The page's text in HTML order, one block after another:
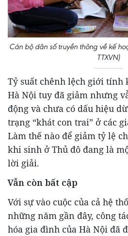
Cán bộ dân số truyền thông về kế
TTXVN)
Tỷ suất chênh lệch giới tính
Hà Nội tuy đã giảm nhưng
động và chưa có dấu hiệu
trạng “khát con trai” ở các
Làm thế nào để giảm tỷ lệ
khi sinh ở Thủ đô đang là
lời giải.
Vẫn còn bất cập
Với sự vào cuộc của cả hệ
những năm gần đây, công
hóa gia đình của Hà Nội đã